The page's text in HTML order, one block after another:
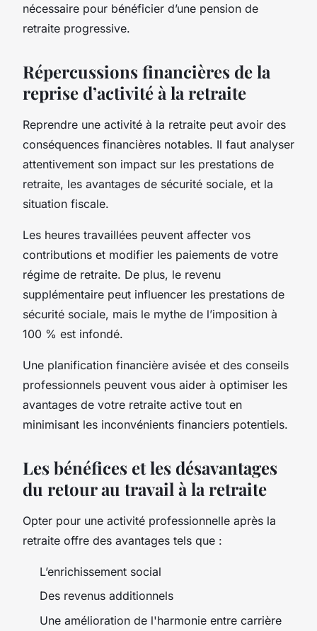
nécessaire pour bénéficier d’une pension de
retraite progressive.
Répercussions financières de la
reprise d’activité à la retraite
Reprendre une activité à la retraite peut avoir des
conséquences financières notables. Il faut analyser
attentivement son impact sur les prestations de
retraite, les avantages de sécurité sociale, et la
situation fiscale.
Les heures travaillées peuvent affecter vos
contributions et modifier les paiements de votre
régime de retraite. De plus, le revenu
supplémentaire peut influencer les prestations de
sécurité sociale, mais le mythe de l’imposition à
100 % est infondé.
Une planification financière avisée et des conseils
professionnels peuvent vous aider à optimiser les
avantages de votre retraite active tout en
minimisant les inconvénients financiers potentiels.
Les bénéfices et les désavantages
du retour au travail à la retraite
Opter pour une activité professionnelle après la
retraite offre des avantages tels que :
L’enrichissement social
Des revenus additionnels
Une amélioration de l'harmonie entre carrière